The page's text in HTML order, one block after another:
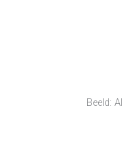
Beeld: AI